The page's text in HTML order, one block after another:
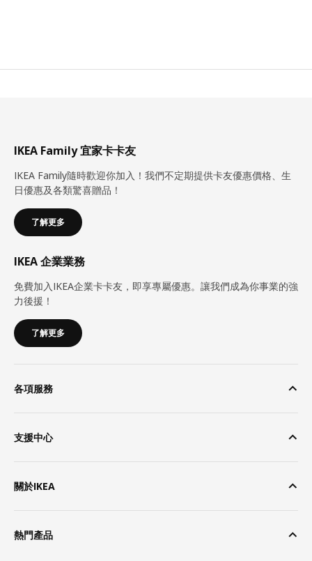
IKEA Family 宜家卡卡友
IKEA Family隨時歡迎你加入！我們不定期提供卡友優惠價格、生
日優惠及各類驚喜贈品！
了解更多
IKEA 企業業務
免費加入IKEA企業卡卡友，即享專屬優惠。讓我們成為你事業的強
力後援！
了解更多
各項服務
支援中心
關於IKEA
熱門產品